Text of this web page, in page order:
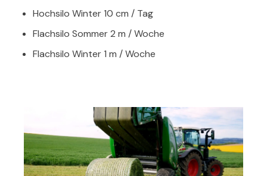
Hochsilo Winter 10 cm / Tag
Flachsilo Sommer 2 m / Woche
Flachsilo Winter 1 m / Woche